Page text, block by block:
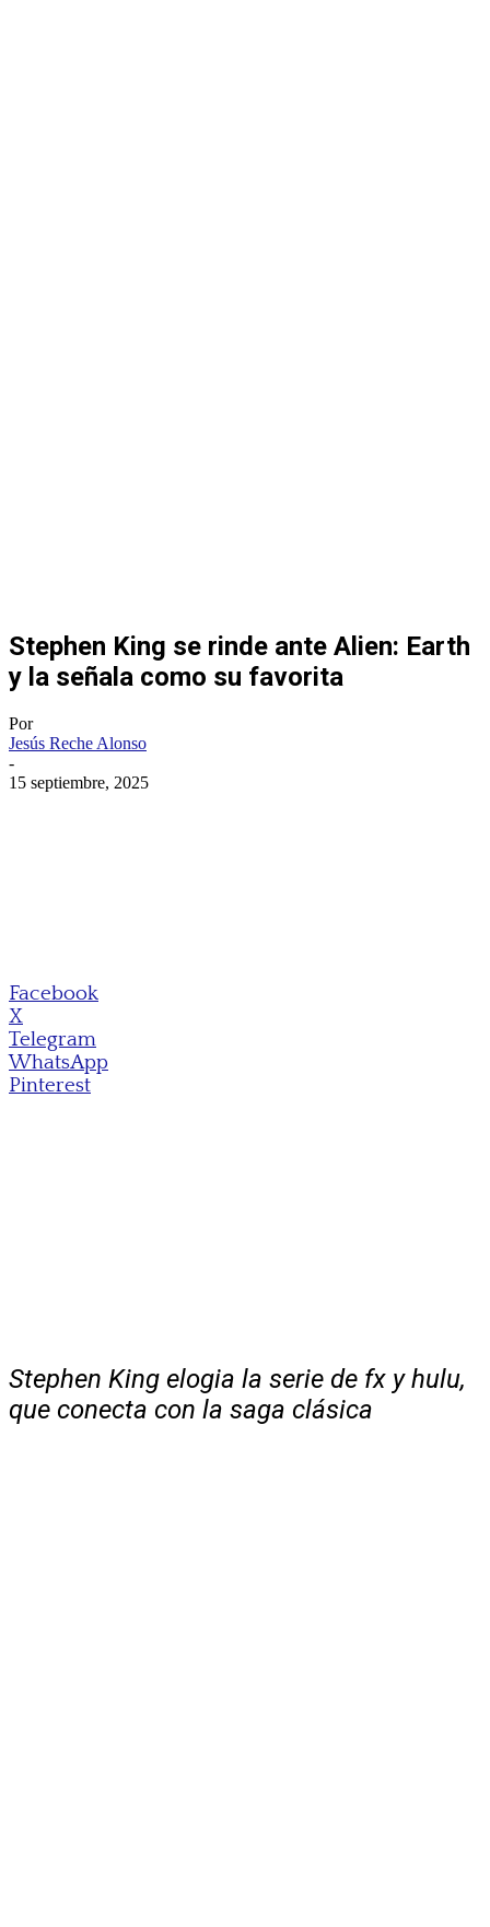
Stephen King se rinde ante Alien: Earth
y la señala como su favorita
Por
Jesús Reche Alonso
-
15 septiembre, 2025
Facebook
X
Telegram
WhatsApp
Pinterest
Stephen King elogia la serie de fx y hulu,
que conecta con la saga clásica